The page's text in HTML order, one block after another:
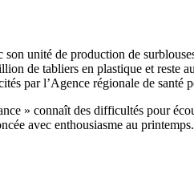
unité de production de
de tabliers en plastique et reste
par l’Agence régionale de santé
» connaît des difficultés pour
avec enthousiasme au printemps.